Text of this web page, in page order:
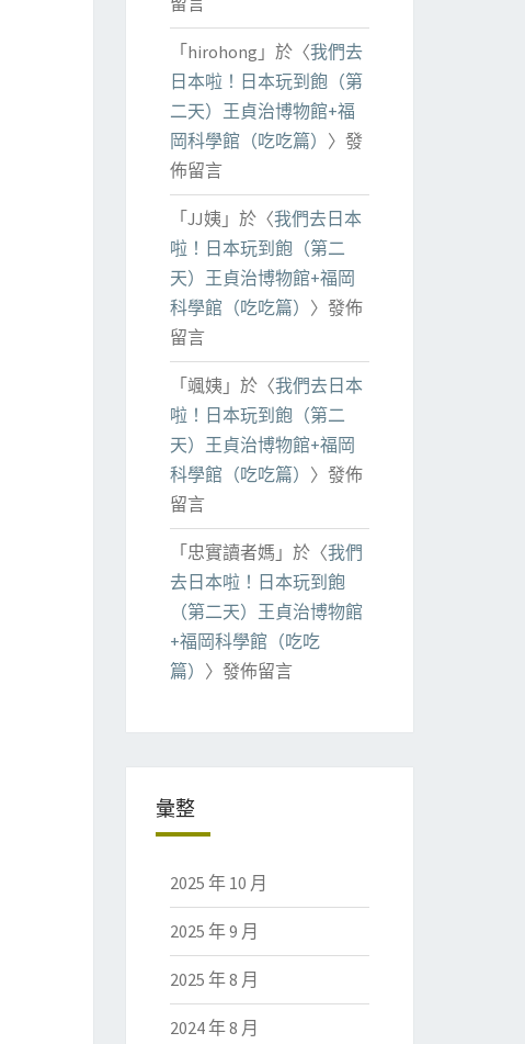
「 hirohong 」於〈我們去
日本啦！日本玩到飽（第
二天）王貞治博物館+福
岡科學館（吃吃篇） 〉發
佈留言
「 JJ姨 」於〈我們去日本
啦！日本玩到飽（第二
天）王貞治博物館+福岡
科學館（吃吃篇） 〉發佈
留言
「 颯姨 」於〈我們去日本
啦！日本玩到飽（第二
天）王貞治博物館+福岡
科學館（吃吃篇） 〉發佈
留言
「 忠實讀者媽 」於〈我們
去日本啦！日本玩到飽
（第二天）王貞治博物館
+福岡科學館（吃吃
篇） 〉發佈留言
彙整
2025 年 10 月
2025 年 9 月
2025 年 8 月
2024 年 8 月